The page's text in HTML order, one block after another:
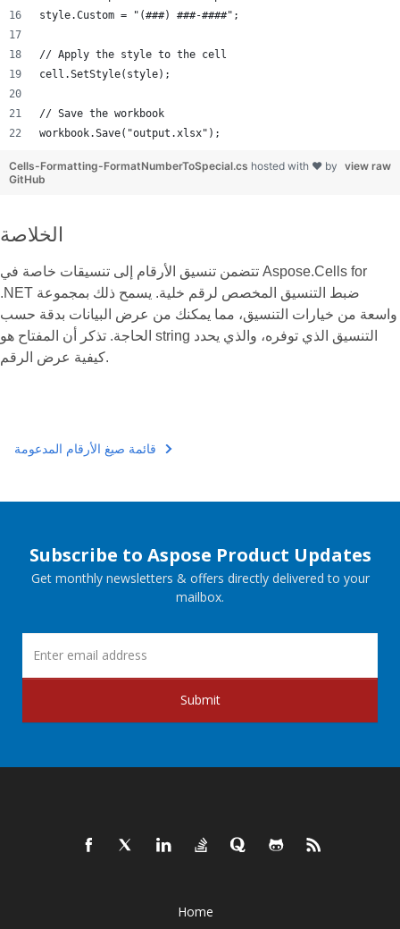
style.Custom = "(###) ###-####";
// Apply the style to the cell
cell.SetStyle(style);
// Save the workbook
workbook.Save("output.xlsx");
view raw
Cells-Formatting-FormatNumberToSpecial.cs hosted with ❤ by
GitHub
الخلاصة
تتضمن تنسيق الأرقام إلى تنسيقات خاصة في Aspose.Cells for
.NET ضبط التنسيق المخصص لرقم خلية. يسمح ذلك بمجموعة
واسعة من خيارات التنسيق، مما يمكنك من عرض البيانات بدقة حسب
الحاجة. تذكر أن المفتاح هو string التنسيق الذي توفره، والذي يحدد
كيفية عرض الرقم.
قائمة صيغ الأرقام المدعومة
Subscribe to Aspose Product Updates
Get monthly newsletters & offers directly delivered to your
mailbox.
Submit
Home